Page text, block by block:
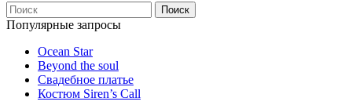
Поиск
Популярные запросы
Ocean Star
Beyond the soul
Свадебное платье
Костюм Siren’s Call